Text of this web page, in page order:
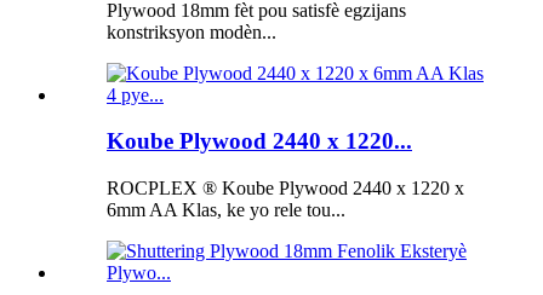
Plywood 18mm fèt pou satisfè egzijans
konstriksyon modèn...
Koube Plywood 2440 x 1220...
ROCPLEX ® Koube Plywood 2440 x 1220 x
6mm AA Klas, ke yo rele tou...